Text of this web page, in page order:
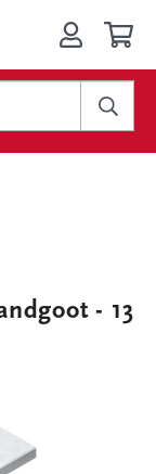
- 13